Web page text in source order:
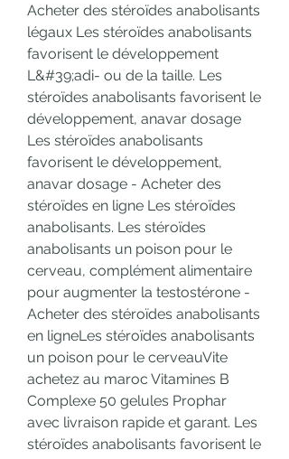
Acheter des stéroïdes anabolisants
légaux Les stéroïdes anabolisants
favorisent le développement
L&#39;adi- ou de la taille. Les
stéroïdes anabolisants favorisent le
développement, anavar dosage
Les stéroïdes anabolisants
favorisent le développement,
anavar dosage - Acheter des
stéroïdes en ligne Les stéroïdes
anabolisants. Les stéroïdes
anabolisants un poison pour le
cerveau, complément alimentaire
pour augmenter la testostérone -
Acheter des stéroïdes anabolisants
en ligneLes stéroïdes anabolisants
un poison pour le cerveauVite
achetez au maroc Vitamines B
Complexe 50 gelules Prophar
avec livraison rapide et garant. Les
stéroïdes anabolisants favorisent le